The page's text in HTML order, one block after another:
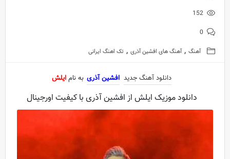
152
0
آهنگ , آهنگ های افشین آذری , تک اهنگ ایرانی
دانلود آهنگ جدید افشین آذری به نامایلش
دانلود موزیک ایلش از افشین آذری با کیفیت اورجینال